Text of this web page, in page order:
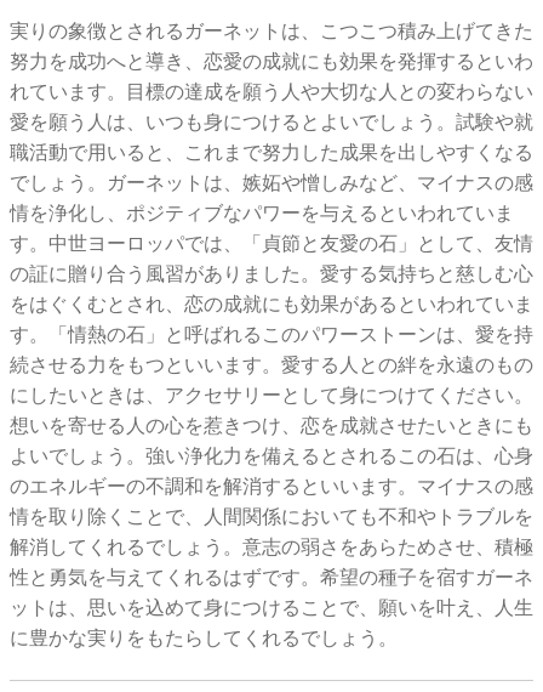
実りの象徴とされるガーネットは、こつこつ積み上げてきた
努力を成功へと導き、恋愛の成就にも効果を発揮するといわ
れています。目標の達成を願う人や大切な人との変わらない
愛を願う人は、いつも身につけるとよいでしょう。試験や就
職活動で用いると、これまで努力した成果を出しやすくなる
でしょう。ガーネットは、嫉妬や憎しみなど、マイナスの感
情を浄化し、ポジティブなパワーを与えるといわれていま
す。中世ヨーロッパでは、「貞節と友愛の石」として、友情
の証に贈り合う風習がありました。愛する気持ちと慈しむ心
をはぐくむとされ、恋の成就にも効果があるといわれていま
す。「情熱の石」と呼ばれるこのパワーストーンは、愛を持
続させる力をもつといいます。愛する人との絆を永遠のもの
にしたいときは、アクセサリーとして身につけてください。
想いを寄せる人の心を惹きつけ、恋を成就させたいときにも
よいでしょう。強い浄化力を備えるとされるこの石は、心身
のエネルギーの不調和を解消するといいます。マイナスの感
情を取り除くことで、人間関係においても不和やトラブルを
解消してくれるでしょう。意志の弱さをあらためさせ、積極
性と勇気を与えてくれるはずです。希望の種子を宿すガーネ
ットは、思いを込めて身につけることで、願いを叶え、人生
に豊かな実りをもたらしてくれるでしょう。